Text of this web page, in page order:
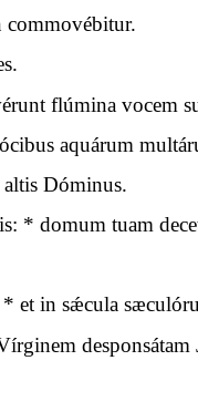
flúmina vocem
aquárum
Dóminus.
* domum tuam
* et in sǽcula
desponsátam